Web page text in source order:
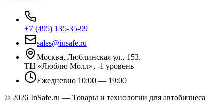
+7 (495) 135-35-99
sales@insafe.ru
Москва, Люблинская ул., 153.
ТЦ «Люблю Молл», -1 уровень
Ежедневно 10:00 — 19:00
© 2026 InSafe.ru — Товары и технологии для автобизнеса